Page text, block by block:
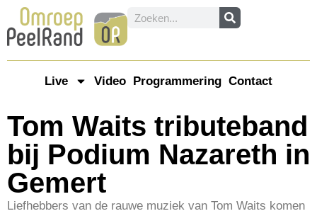
Live Video Programmering Contact
Tom Waits tributeband
bij Podium Nazareth in
Gemert
Liefhebbers van de rauwe muziek van Tom Waits komen